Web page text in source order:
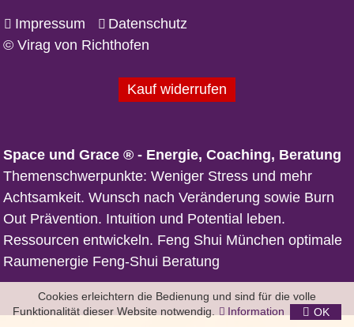
Impressum
Datenschutz
© Virag von Richthofen
Kauf widerrufen
Space und Grace ® - Energie, Coaching, Beratung
Themenschwerpunkte: Weniger Stress und mehr
Achtsamkeit. Wunsch nach Veränderung sowie Burn
Out Prävention. Intuition und Potential leben.
Ressourcen entwickeln. Feng Shui München optimale
Raumenergie Feng-Shui Beratung
Cookies erleichtern die Bedienung und sind für die volle
Funktionalität dieser Website notwendig.
Information OK